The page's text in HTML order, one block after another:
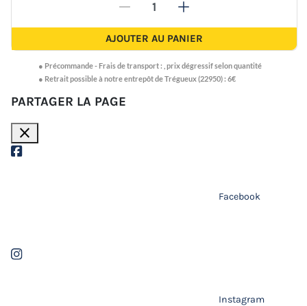
- +
AJOUTER AU PANIER
● Précommande -Frais de transport : prix dégressif selon quantité
● Retrait possible à notre entrepôt de Trégueux (22950) : 6€
PARTAGER LA PAGE
close
Facebook
Instagram